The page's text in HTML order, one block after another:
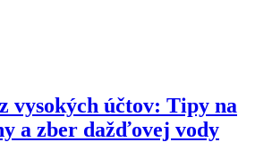
vysokých účtov: Tipy na
a zber dažďovej vody